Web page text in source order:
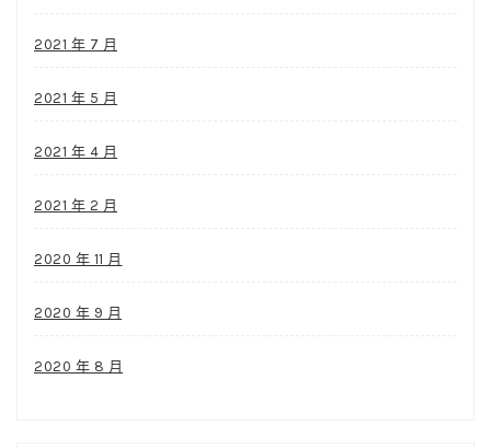
2021 年 7 月
2021 年 5 月
2021 年 4 月
2021 年 2 月
2020 年 11 月
2020 年 9 月
2020 年 8 月